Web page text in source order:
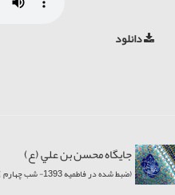
دانلود
جایگاه محسن بن علي (ع)
(ضبط شده در فاطمیه 1393- شب چهارم )